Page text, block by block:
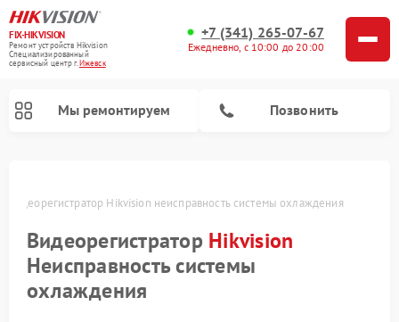
FIX-HIKVISION
Ремонт устройств Hikvision
Специализированный
cервисный центр г.Ижевск
+7 (341) 265-07-67
Ежедневно, с 10:00 до 20:00
Мы ремонтируем Позвонить
Видеорегистратор Hikvision неисправность системы охлаждения
Видеорегистратор Hikvision
Неисправность системы
охлаждения